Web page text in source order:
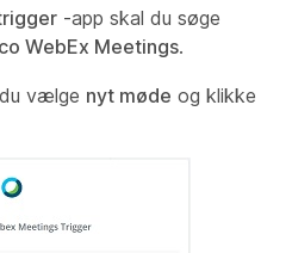
-app skal du søge
WebEx Meetings.
vælge nyt møde og klikke